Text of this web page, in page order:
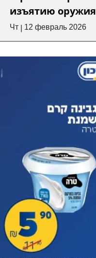
изъятию оружия
Чт 12 февраль 2026